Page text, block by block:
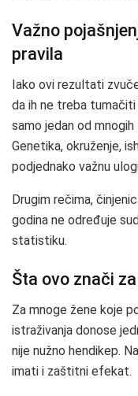
Važno
pravila
Iako ovi rezultati
da ih ne treba
samo jedan od
Genetika, okruženje,
podjednako važnu
Drugim rečima,
godina ne određuje
statistiku.
Šta ovo znači
Za mnoge žene koje
istraživanja donose
nije nužno hendikep.
imati i zaštitni efekat.